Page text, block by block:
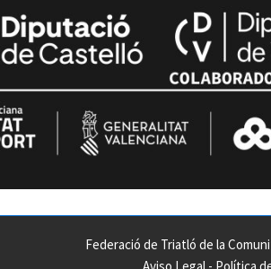
Federació de Triatló de la